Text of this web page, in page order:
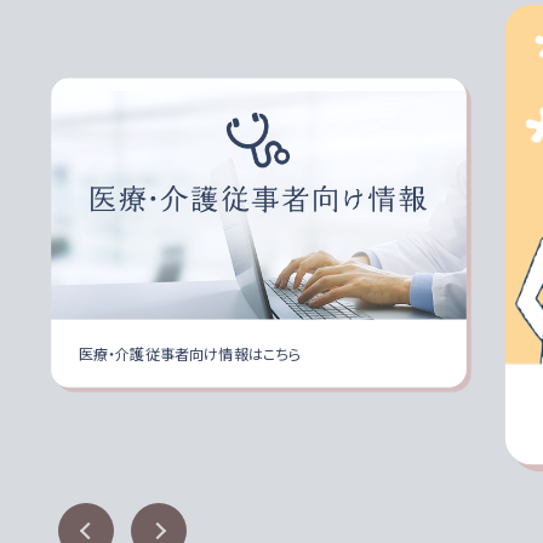
ハイカロリーながらすっきり味で食べやすい、6
医療・介護従事者向け情報はこちら